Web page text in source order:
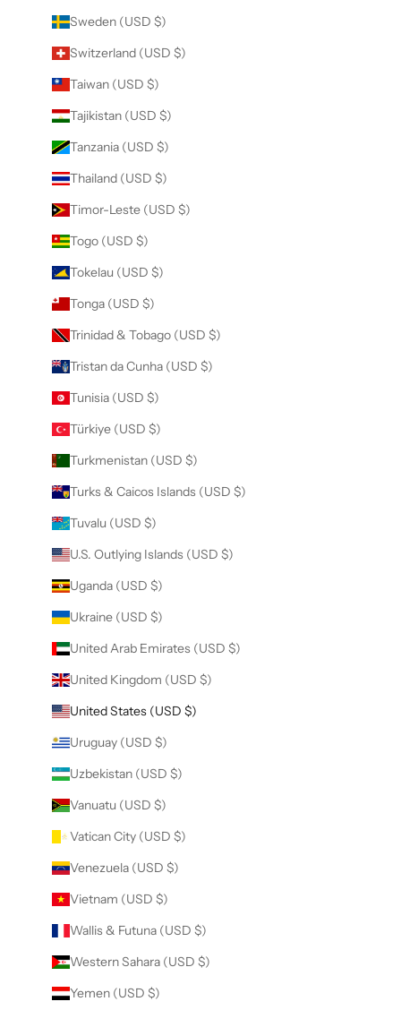
Sweden (USD $)
Switzerland (USD $)
Taiwan (USD $)
Tajikistan (USD $)
Tanzania (USD $)
Thailand (USD $)
Timor-Leste (USD $)
Togo (USD $)
Tokelau (USD $)
Tonga (USD $)
Trinidad & Tobago (USD $)
Tristan da Cunha (USD $)
Tunisia (USD $)
Türkiye (USD $)
Turkmenistan (USD $)
Turks & Caicos Islands (USD $)
Tuvalu (USD $)
U.S. Outlying Islands (USD $)
Uganda (USD $)
Ukraine (USD $)
United Arab Emirates (USD $)
United Kingdom (USD $)
United States (USD $)
Uruguay (USD $)
Uzbekistan (USD $)
Vanuatu (USD $)
Vatican City (USD $)
Venezuela (USD $)
Vietnam (USD $)
Wallis & Futuna (USD $)
Western Sahara (USD $)
Yemen (USD $)